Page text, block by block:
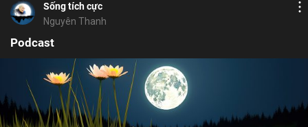
Sống tích cực
Nguyên Thanh
Podcast
Bỏ chọn